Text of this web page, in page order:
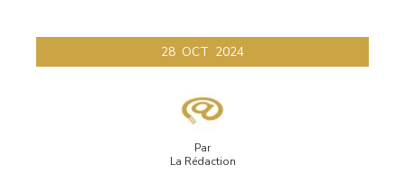
28 OCT 2024
Par
La Rédaction